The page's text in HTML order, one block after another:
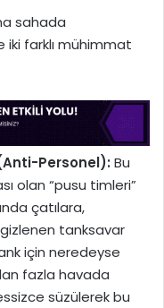
sahada
iki farklı mühimmat
Personel): Bu
olan “pusu timleri”
çatılara,
tanksavar
için neredeyse
fazla havada
süzülerek bu